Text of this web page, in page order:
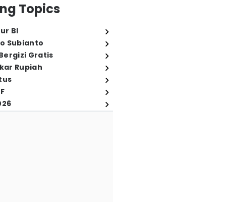
Topics
BI
Subianto
Gratis
Rupiah